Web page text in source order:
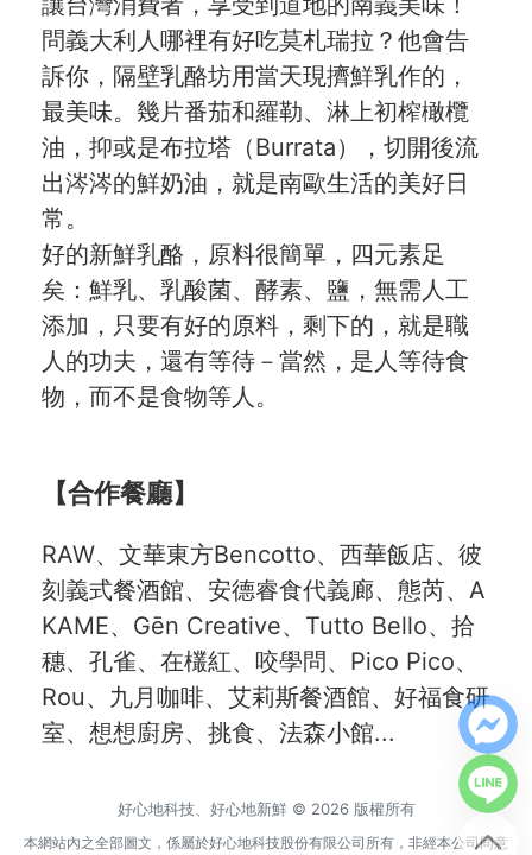
問義大利人哪裡有好吃莫札瑞拉？他會告
訴你，隔壁乳酪坊用當天現擠鮮乳作的，
最美味。幾片番茄和羅勒、淋上初榨橄欖
油，抑或是布拉塔（Burrata），切開後流
出涔涔的鮮奶油，就是南歐生活的美好日
常。
好的新鮮乳酪，原料很簡單，四元素足
矣：鮮乳、乳酸菌、酵素、鹽，無需人工
添加，只要有好的原料，剩下的，就是職
人的功夫，還有等待 －當然，是人等待食
物，而不是食物等人。
【合作餐廳】
RAW、文華東方Bencotto、西華飯店、彼
刻義式餐酒館、安德睿食代義廊、態芮、A
KAME、Gēn Creative、Tutto Bello、拾
穗、孔雀、在欉紅、咬學問、Pico Pico、
Rou、九月咖啡、艾莉斯餐酒館、好福食研
室、想想廚房、挑食、法森小館...
好心地科技、好心地新鮮 © 2026 版權所有
本網站內之全部圖文，係屬於好心地科技股份有限公司所有，非經本公司同意